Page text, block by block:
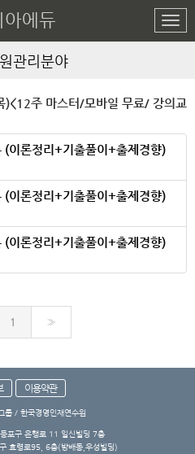
아에듀
관리분야
)<12주 마스터/모바일 무료/ 강의교
(이론정리+기출풀이+출제경향)
(이론정리+기출풀이+출제경향)
(이론정리+기출풀이+출제경향)
1 »
이용약관
룹 / 한국경영인재연수원
포구 은행로 11 일신빌딩 7층
효령로95, 6층(방배동,우성빌딩)